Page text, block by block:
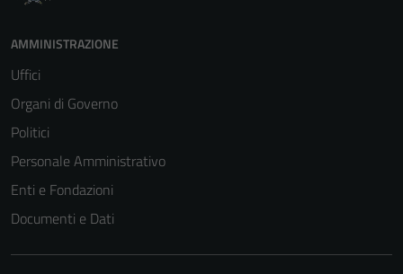
AMMINISTRAZIONE
Uffici
Organi di Governo
Politici
Personale Amministrativo
Enti e Fondazioni
Documenti e Dati